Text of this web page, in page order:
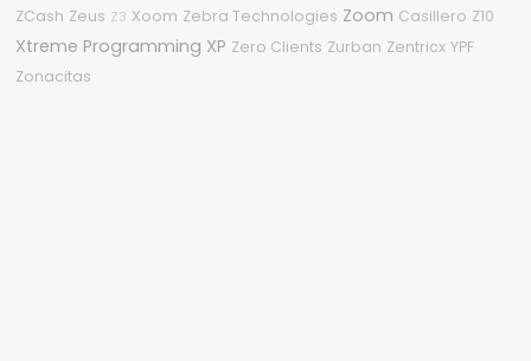
ZCash Zeus Z3 Xoom Zebra Technologies Zoom Casillero Z10
Xtreme Programming XP Zero Clients Zurban Zentricx YPF
Zonacitas